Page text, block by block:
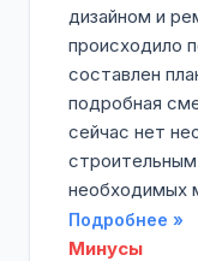
дизайном и
происходило
составлен
подробная
сейчас нет
строительным
необходимых
Подробнее »
Минусы